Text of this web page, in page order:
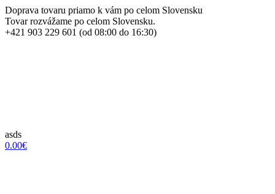
Doprava tovaru priamo k vám po celom Slovensku
Tovar rozvážame po celom Slovensku.
+421 903 229 601 (od 08:00 do 16:30)
asds
0.00€